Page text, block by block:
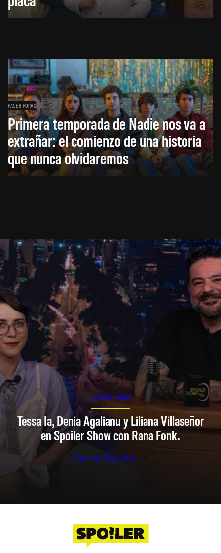
HACE 8 HORAS
Primera temporada de Nadie nos va a
extrañar: el comienzo de una historia
que nunca olvidaremos
SPOILER SHOW
Tessa Ia, Denia Agalianu y Liliana Villaseñor
en Spoiler Show con Rana Fonk.
Ver en Youtube